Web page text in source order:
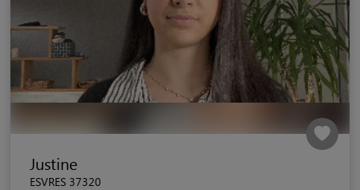
Justine
ESVRES 37320